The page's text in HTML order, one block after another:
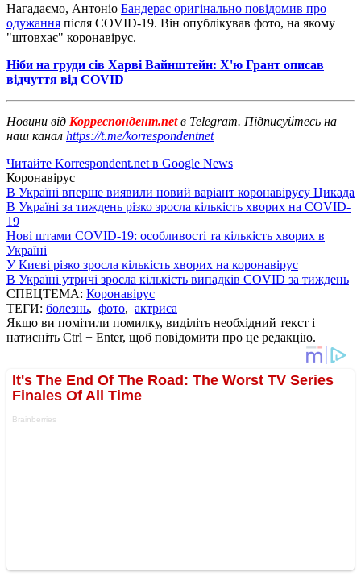
Нагадаємо, Антоніо Бандерас оригінально повідомив про
одужання після COVID-19. Він опублікував фото, на якому
"штовхає" коронавірус.
Ніби на груди сів Харві Вайнштейн: Х'ю Грант описав
відчуття від COVID
Новини від Корреспондент.netв Telegram. Підписуйтесь на
наш канал https://t.me/korrespondentnet
Читайте Korrespondent.net в Google News
Коронавірус
В Україні вперше виявили новий варіант коронавірусу Цикада
В Україні за тиждень різко зросла кількість хворих на COVID-
19
Нові штами COVID-19: особливості та кількість хворих в
Україні
У Києві різко зросла кількість хворих на коронавірус
В Україні утричі зросла кількість випадків COVID за тиждень
СПЕЦТЕМА: Коронавірус
ТЕГИ: болезнь, фото, актриса
Якщо ви помітили помилку, виділіть необхідний текст і
натисніть Ctrl + Enter, щоб повідомити про це редакцію.